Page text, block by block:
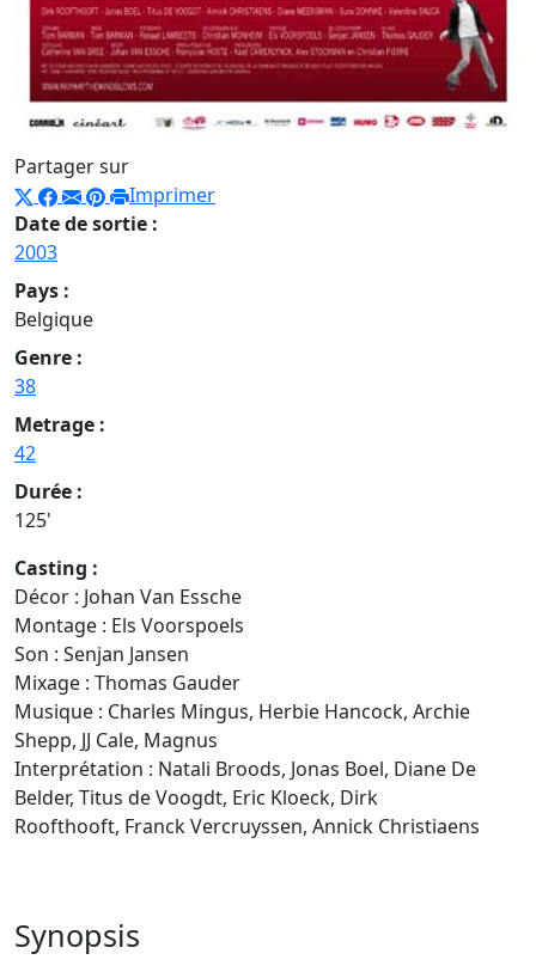
Partager sur
Imprimer
Date de sortie :
2003
Pays :
Belgique
Genre :
38
Metrage :
42
Durée :
125'
Casting :
Décor : Johan Van Essche
Montage : Els Voorspoels
Son : Senjan Jansen
Mixage : Thomas Gauder
Musique : Charles Mingus, Herbie Hancock, Archie
Shepp, JJ Cale, Magnus
Interprétation : Natali Broods, Jonas Boel, Diane De
Belder, Titus de Voogdt, Eric Kloeck, Dirk
Roofthooft, Franck Vercruyssen, Annick Christiaens
Synopsis